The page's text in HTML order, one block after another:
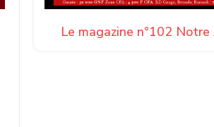
Le magazine n°102